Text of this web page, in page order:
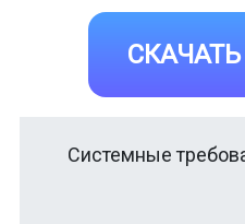
Системные